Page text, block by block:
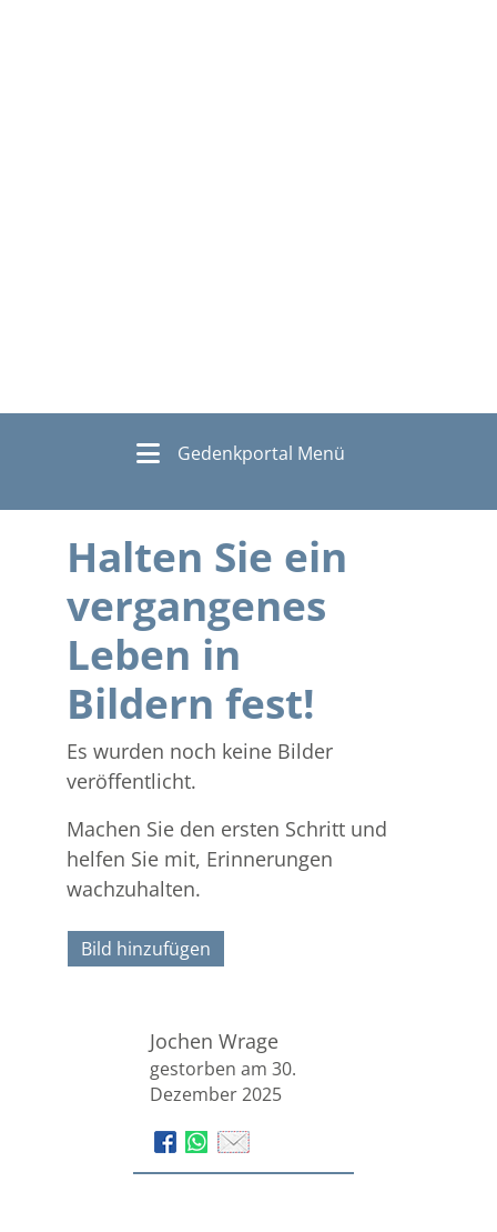
Gedenkportal Menü
Halten Sie ein
vergangenes
Leben in
Bildern fest!
Es wurden noch keine Bilder
veröffentlicht.
Machen Sie den ersten Schritt und
helfen Sie mit, Erinnerungen
wachzuhalten.
Bild hinzufügen
Jochen Wrage
gestorben am 30.
Dezember 2025